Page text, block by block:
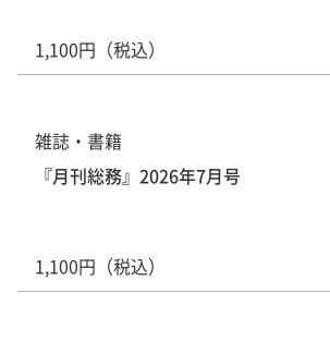
1,100円（税込）
雑誌・書籍
『月刊総務』2026年7月号
1,100円（税込）